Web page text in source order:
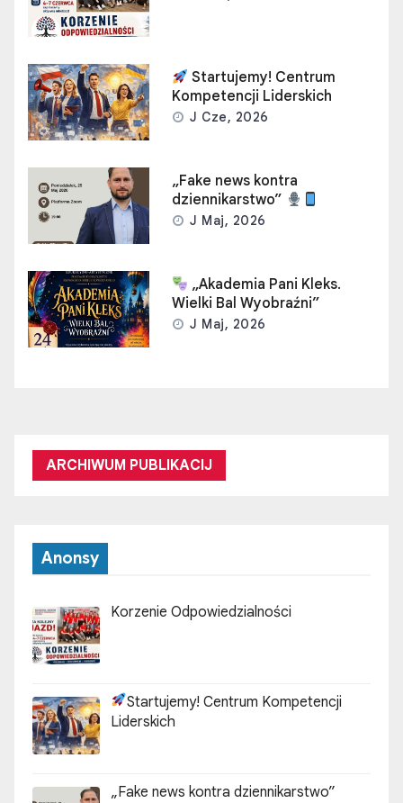
Startujemy! Centrum
Kompetencji Liderskich
J Cze, 2026
„Fake news kontra
dziennikarstwo”
J Maj, 2026
„Akademia Pani Kleks.
Wielki Bal Wyobraźni”
J Maj, 2026
ARCHIWUM PUBLIKACIJ
Anonsy
Korzenie Odpowiedzialności
Startujemy! Centrum Kompetencji
Liderskich
„Fake news kontra dziennikarstwo”